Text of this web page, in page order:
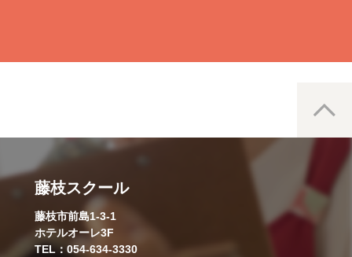
藤枝スクール
藤枝市前島1-3-1
ホテルオーレ3F
TEL：054-634-3330